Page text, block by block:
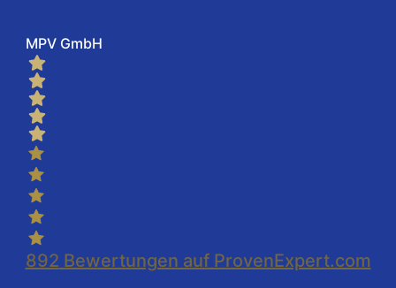
MPV GmbH
892 Bewertungen auf ProvenExpert.com